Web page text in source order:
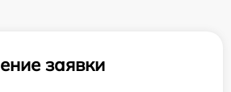
заявки